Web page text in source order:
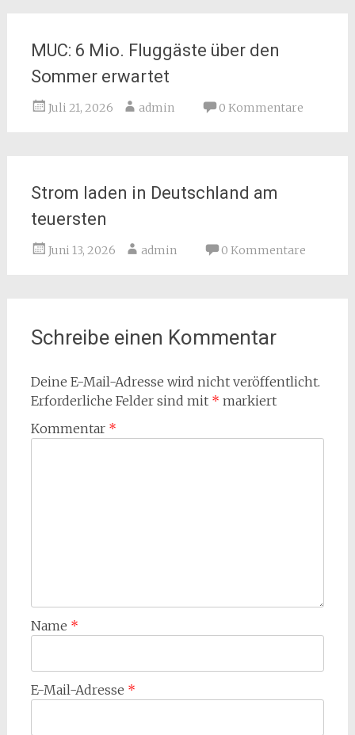
MUC: 6 Mio. Fluggäste über den
Sommer erwartet
Juli 21, 2026 admin 0 Kommentare
Strom laden in Deutschland am
teuersten
Juni 13, 2026 admin 0 Kommentare
Schreibe einen Kommentar
Deine E-Mail-Adresse wird nicht veröffentlicht.
Erforderliche Felder sind mit * markiert
Kommentar *
Name *
E-Mail-Adresse *